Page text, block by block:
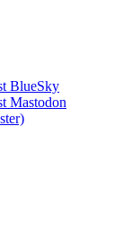
BlueSky
Mastodon